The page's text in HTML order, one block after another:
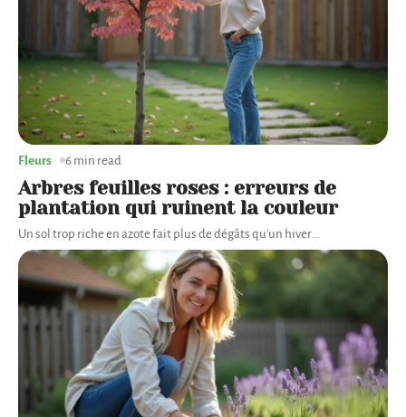
Arbres feuilles roses : erreurs de
plantation qui ruinent la couleur
Un sol trop riche en azote fait plus de dégâts qu'un hiver
Fleurs 6 min read